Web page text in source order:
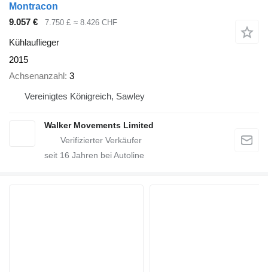
Montracon
9.057 €
7.750 £ ≈ 8.426 CHF
Kühlauflieger
2015
Achsenanzahl 3
Vereinigtes Königreich, Sawley
Walker Movements Limited
seit 16 Jahren bei Autoline